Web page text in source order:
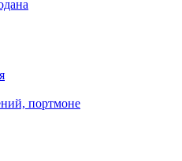
портмоне